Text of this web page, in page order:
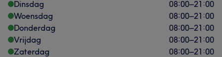
Dinsdag
08:00–21:00
Woensdag
08:00–21:00
Donderdag
08:00–21:00
Vrijdag
08:00–21:00
Zaterdag
08:00–21:00